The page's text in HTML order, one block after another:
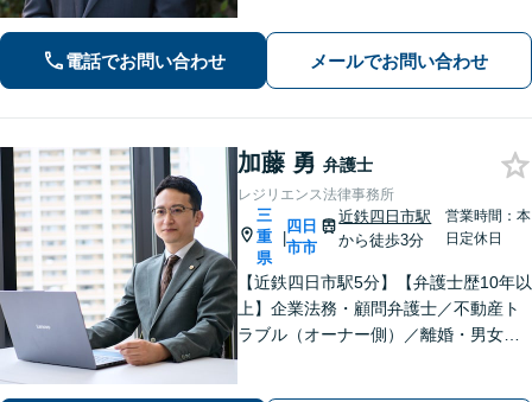
相続／刑事事件など、幅広く対応【地
域に根ざした弁護士】お気軽にお問い
合わせください。
電話でお問い合わせ メールでお問い合わせ
加藤 勇 弁護士
レジリエンス法律事務所
三
重
県
|
四日
市市
近鉄四日市駅
から徒歩3分
営業時間：本
日定休日
【近鉄四日市駅5分】【弁護士歴10年以
上】企業法務・顧問弁護士／不動産ト
ラブル（オーナー側）／離婚・男女問